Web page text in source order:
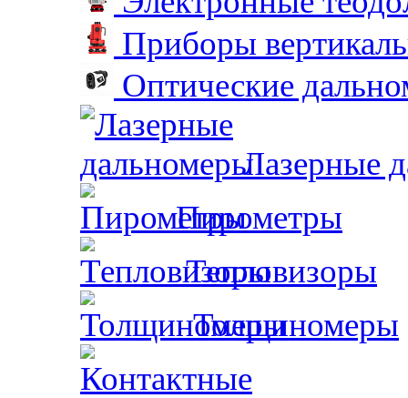
Приборы
Оптические
Лазерные
Пирометры
Тепловизоры
Толщиномеры